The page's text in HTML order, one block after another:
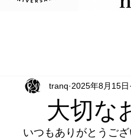
大切な
tranq 2025年8月15日
いつもありがとうご